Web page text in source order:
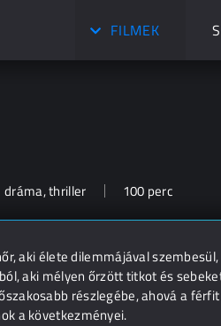
FILMEK
dráma, thriller 100 perc
aki élete dilemmájával
aki mélyen őrzött titkot és
részlegébe, ahová a
a következményei.